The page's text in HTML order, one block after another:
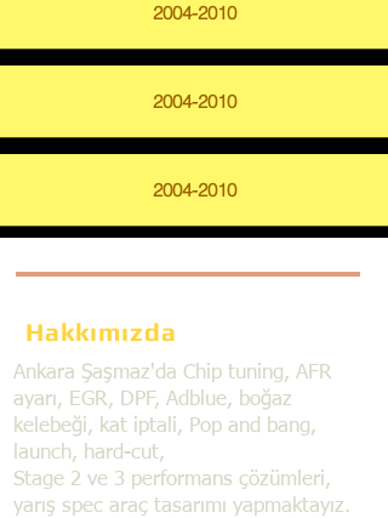
2004-2010
2004-2010
2004-2010
Hakkımızda
Ankara Şaşmaz'da Chip tuning, AFR
ayarı, EGR, DPF, Adblue, boğaz
kelebeği, kat iptali, Pop and bang,
launch, hard-cut,
Stage 2 ve 3 performans çözümleri,
yarış spec araç tasarımı yapmaktayız.